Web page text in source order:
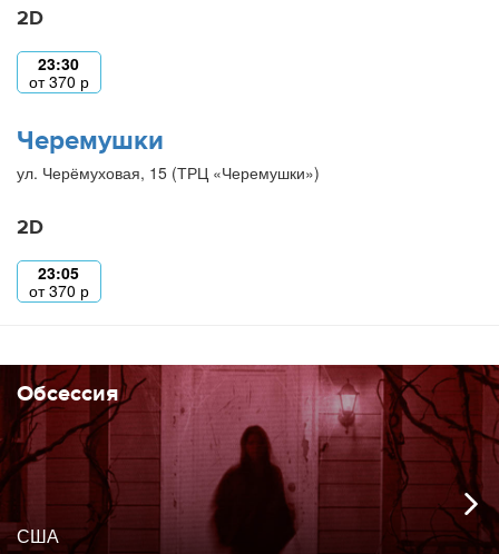
2D
23:30
от370 р
Черемушки
ул. Черёмуховая, 15 (ТРЦ «Черемушки»)
2D
23:05
от370 р
Обсессия
США